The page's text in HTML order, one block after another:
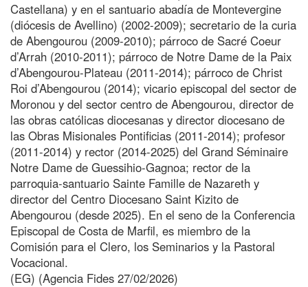
Castellana) y en el santuario abadía de Montevergine
(diócesis de Avellino) (2002-2009); secretario de la curia
de Abengourou (2009-2010); párroco de Sacré Coeur
d’Arrah (2010-2011); párroco de Notre Dame de la Paix
d’Abengourou-Plateau (2011-2014); párroco de Christ
Roi d’Abengourou (2014); vicario episcopal del sector de
Moronou y del sector centro de Abengourou, director de
las obras católicas diocesanas y director diocesano de
las Obras Misionales Pontificias (2011-2014); profesor
(2011-2014) y rector (2014-2025) del Grand Séminaire
Notre Dame de Guessihio-Gagnoa; rector de la
parroquia-santuario Sainte Famille de Nazareth y
director del Centro Diocesano Saint Kizito de
Abengourou (desde 2025). En el seno de la Conferencia
Episcopal de Costa de Marfil, es miembro de la
Comisión para el Clero, los Seminarios y la Pastoral
Vocacional.
(EG) (Agencia Fides 27/02/2026)